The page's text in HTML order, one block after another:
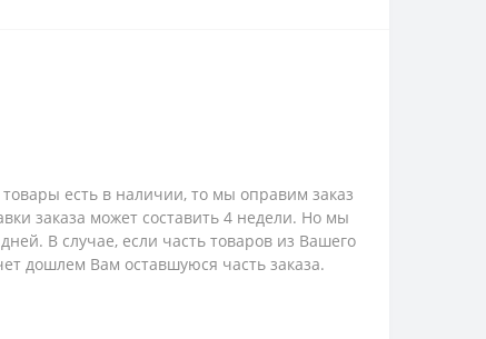
есть в наличии, то мы оправим заказ
заказа может составить 4 недели. Но мы
В случае, если часть товаров из Вашего
дошлем Вам оставшуюся часть заказа.